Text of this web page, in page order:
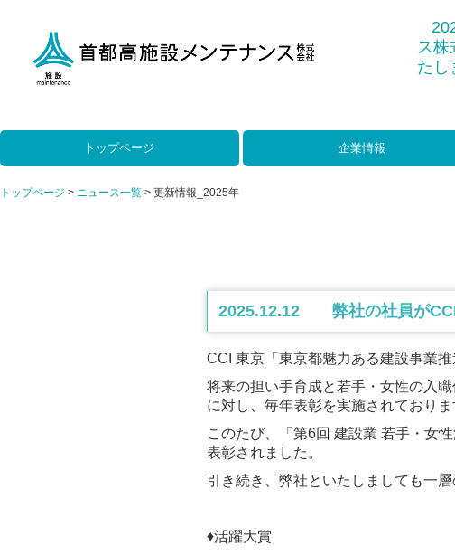
ス株
たし
トップページ 企業情報
トップページ ニュース一覧 更新情報_2025年
2025.12.12 弊社の社員がCCI
CCI 東京「東京都魅力ある建設事業
将来の担い手育成と若手・女性の入
に対し、毎年表彰を実施されておりま
このたび、「第6回 建設業 若手・女
表彰されました。
引き続き、弊社といたしましても一
♦活躍大賞